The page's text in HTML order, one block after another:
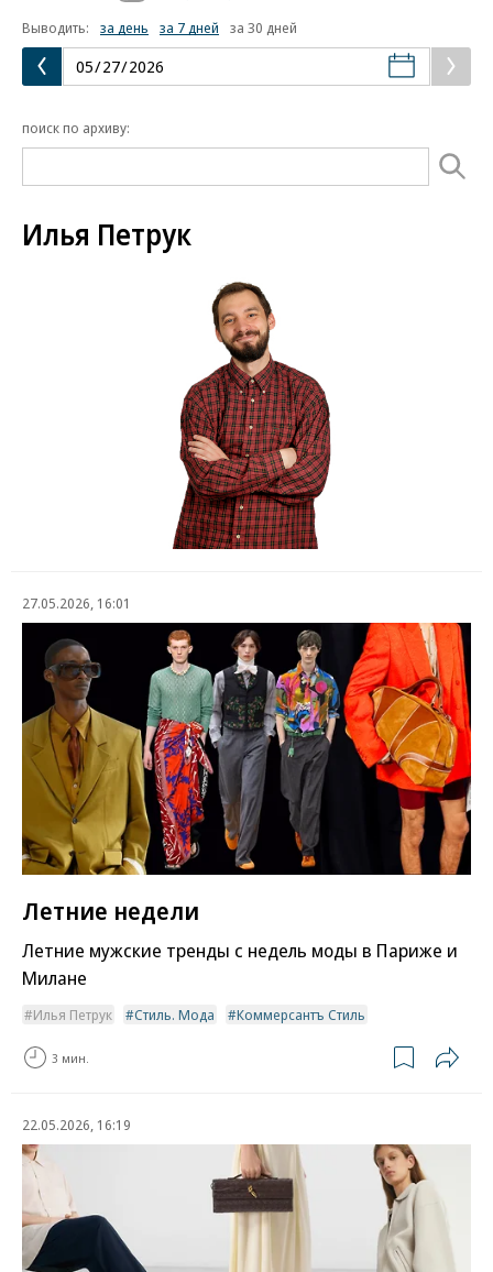
Выводить:
за день за 7 дней за 30 дней
поиск по архиву:
Илья Петрук
27.05.2026, 16:01
Летние недели
Летние мужские тренды с недель моды в Париже и
Милане
Илья Петрук Стиль. Мода Коммерсантъ Стиль
3 мин.
22.05.2026, 16:19